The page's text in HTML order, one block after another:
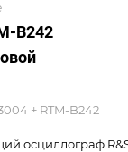
B242
+ RTM-B242
осциллограф